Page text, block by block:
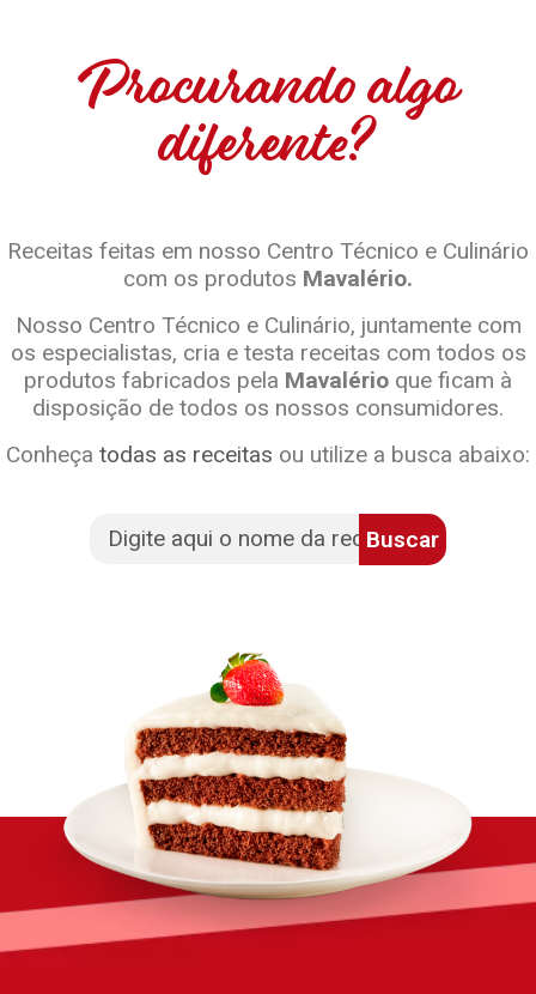
Procurando algo
diferente?
Receitas feitas em nosso Centro Técnico e Culinário
com os produtos Mavalério.
Nosso Centro Técnico e Culinário, juntamente com
os especialistas, cria e testa receitas com todos os
produtos fabricados pela Mavalério que ficam à
disposição de todos os nossos consumidores.
Conheça todas as receitas ou utilize a busca abaixo:
Buscar